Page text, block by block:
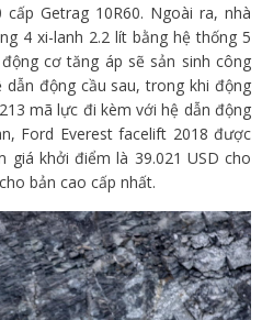
Getrag 10R60. Ngoài ra, nhà
4 xi-lanh 2.2 lít bằng hệ thống 5
cơ tăng áp sẽ sản sinh công
động cầu sau, trong khi động
mã lực đi kèm với hệ dẫn động
Ford Everest facelift 2018 được
giá khởi điểm là 39.021 USD cho
bản cao cấp nhất.